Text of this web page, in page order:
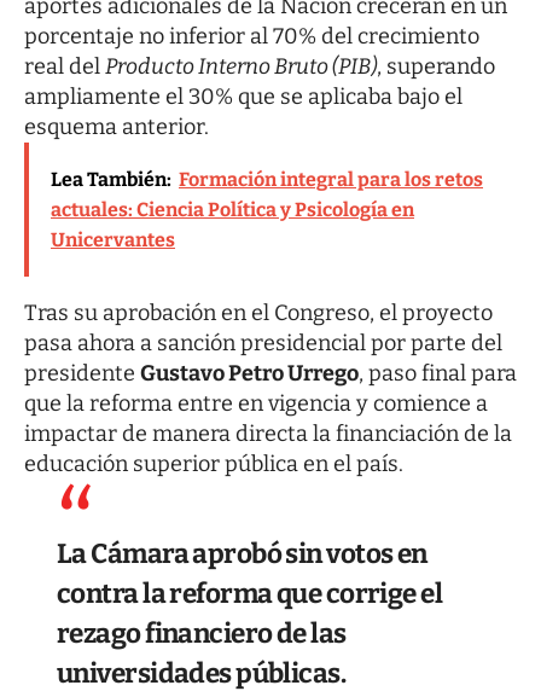
aportes adicionales de la Nación crecerán en un
porcentaje no inferior al 70% del crecimiento
real delProducto Interno Bruto (PIB), superando
ampliamente el 30% que se aplicaba bajo el
esquema anterior.
Lea También: Formación integral para los retos
actuales: Ciencia Política y Psicología en
Unicervantes
Tras su aprobación en el Congreso, el proyecto
pasa ahora a sanción presidencial por parte del
presidente Gustavo Petro Urrego, paso final para
que la reforma entre en vigencia y comience a
impactar de manera directa la financiación de la
educación superior pública en el país.
La Cámara aprobó sin votos en
contra la reforma que corrige el
rezago financiero de las
universidades públicas.